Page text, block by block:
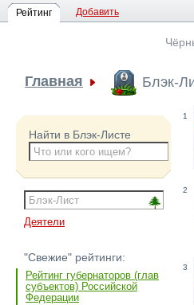
Рейтинг Добавить
Главная Блэк-
Найти в Блэк-Листе
Деятели
"Свежие" рейтинги:
Рейтинг губернаторов (глав
субъектов) Российской
Федерации
1
2
3